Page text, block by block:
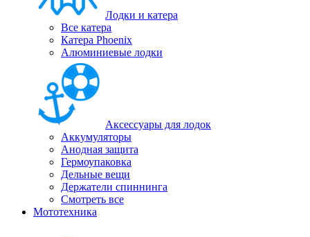
Лодки и катера
Все катера
Катера Phoenix
Алюминиевые лодки
Аксессуары для лодок
Аккумуляторы
Анодная защита
Гермоупаковка
Дельные вещи
Держатели спиннинга
Смотреть все
Мототехника